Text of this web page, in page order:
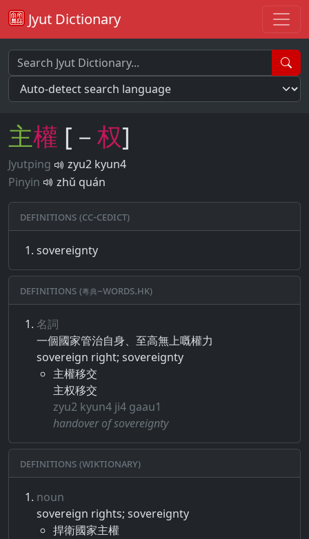
Jyut Dictionary
主權 [－ 权]
Jyutping
zyu2 kyun4
Pinyin
zhǔ quán
Definitions (CC-CEDICT)
sovereignty
Definitions (粵典–words.hk)
名詞
一個​國家​管治​自身​、​至​高​無​上​嘅​權​力
sovereign right; sovereignty
主權移交
主权移交
zyu2 kyun4 ji4 gaau1
handover of sovereignty
Definitions (Wiktionary)
noun
sovereign rights; sovereignty
捍衛國家主權